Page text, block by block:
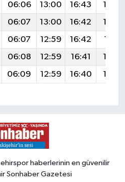
06:06 13:00 16:43
19:44
06:07 13:00 16:42
19:43
06:07 12:59 16:42
19:41
06:08 12:59 16:41
19:40
06:09 12:59 16:40 19:39
haberlerinin en güvenilir
Sonhaber Gazetesi